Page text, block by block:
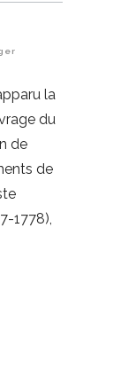
la
du
de
de
1778),